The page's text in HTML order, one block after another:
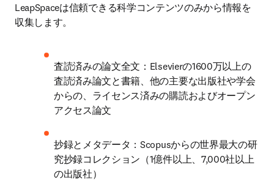
LeapSpaceは信頼できる科学コンテンツのみから情報を
収集します。
査読済みの論文全文：Elsevierの1600万以上の
査読済み論文と書籍、他の主要な出版社や学会
からの、ライセンス済みの購読およびオープン
アクセス論文
抄録とメタデータ：Scopusからの世界最大の研
究抄録コレクション（1億件以上、7,000社以上
の出版社）